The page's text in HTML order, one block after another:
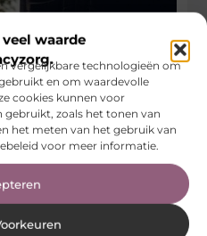
waarde
vergelijkbare technologieën om
en om waardevolle
cookies kunnen voor
zoals het tonen van
het meten van het gebruik van
voor meer informatie.
voor het vinden van de
in Harderwijk kan een